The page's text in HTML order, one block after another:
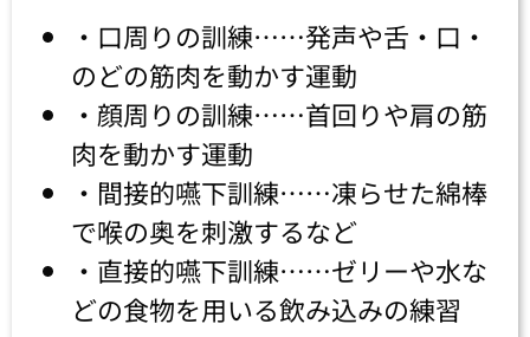
・口周りの訓練……発声や舌・口・
のどの筋肉を動かす運動
・顔周りの訓練……首回りや肩の筋
肉を動かす運動
・間接的嚥下訓練……凍らせた綿棒
で喉の奥を刺激するなど
・直接的嚥下訓練……ゼリーや水な
どの食物を用いる飲み込みの練習